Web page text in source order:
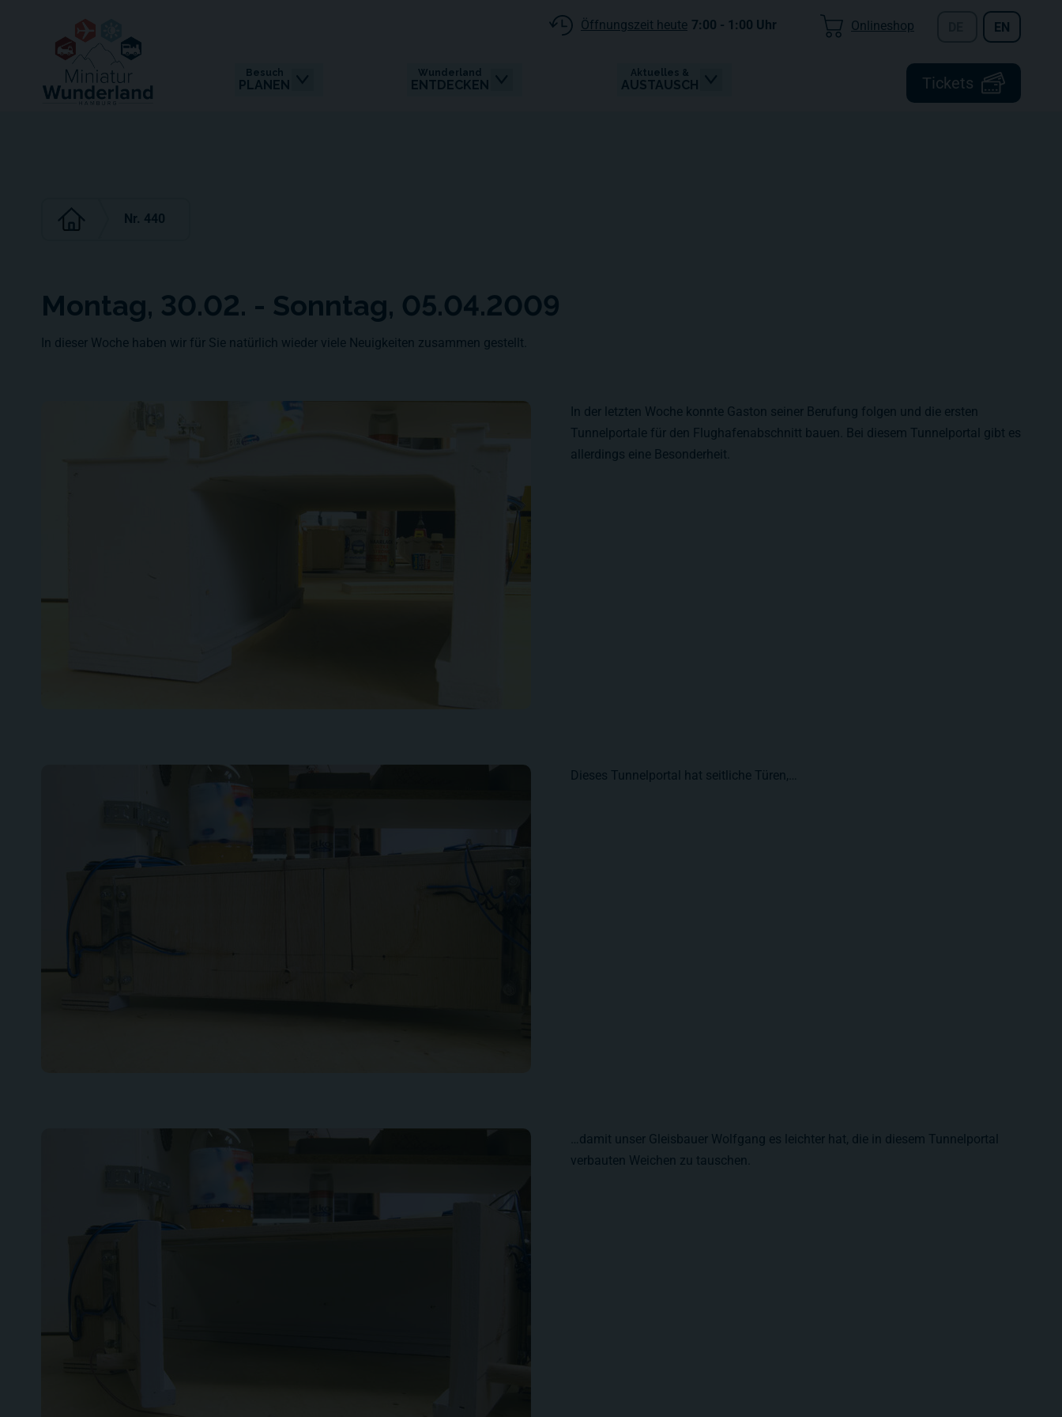
Tickets
Besuch
PLANEN
Wunderland
ENTDECKEN
Aktuelles &
AUSTAUSCH
Öffnungszeit heute 7:00 - 1:00 Uhr Onlineshop EN
Nr. 440
Montag, 30.02. - Sonntag, 05.04.2009
In dieser Woche haben wir für Sie natürlich wieder viele Neuigkeiten zusammen gestellt.
In der letzten Woche konnte Gaston seiner Berufung folgen und die ersten
Tunnelportale für den Flughafenabschnitt bauen. Bei diesem Tunnelportal gibt es
allerdings eine Besonderheit.
Dieses Tunnelportal hat seitliche Türen,…
…damit unser Gleisbauer Wolfgang es leichter hat, die in diesem Tunnelportal
verbauten Weichen zu tauschen.